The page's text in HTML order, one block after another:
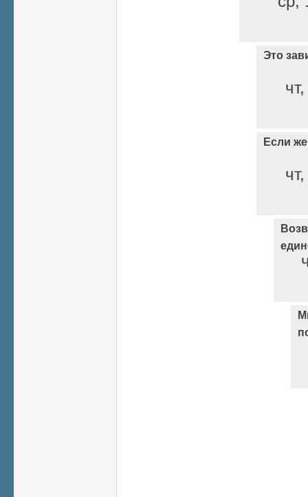
Это
Если